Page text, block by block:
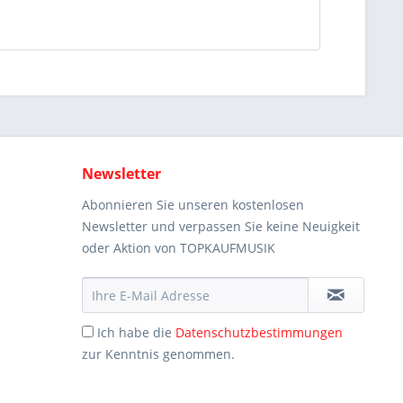
Newsletter
Abonnieren Sie unseren kostenlosen
Newsletter und verpassen Sie keine Neuigkeit
oder Aktion von TOPKAUFMUSIK
Ich habe die Datenschutzbestimmungen
zur Kenntnis genommen.